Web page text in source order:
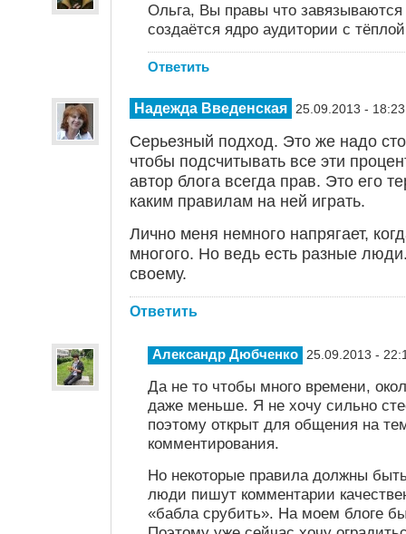
Ольга, Вы правы что
создаётся ядро аудитории с
Ответить
Надежда Введенская 25.09.2013 - 18:23
Серьезный подход. Это же надо
чтобы подсчитывать все эти
автор блога всегда прав. Это его
каким правилам на ней играть.
Лично меня немного напрягает,
многого. Но ведь есть разные
своему.
Ответить
Александр Дюбченко 25.09.2013 -
Да не то чтобы много времени,
даже меньше. Я не хочу сильно
поэтому открыт для общения на
комментирования.
Но некоторые правила должны
люди пишут комментарии
«бабла срубить». На моем блоге